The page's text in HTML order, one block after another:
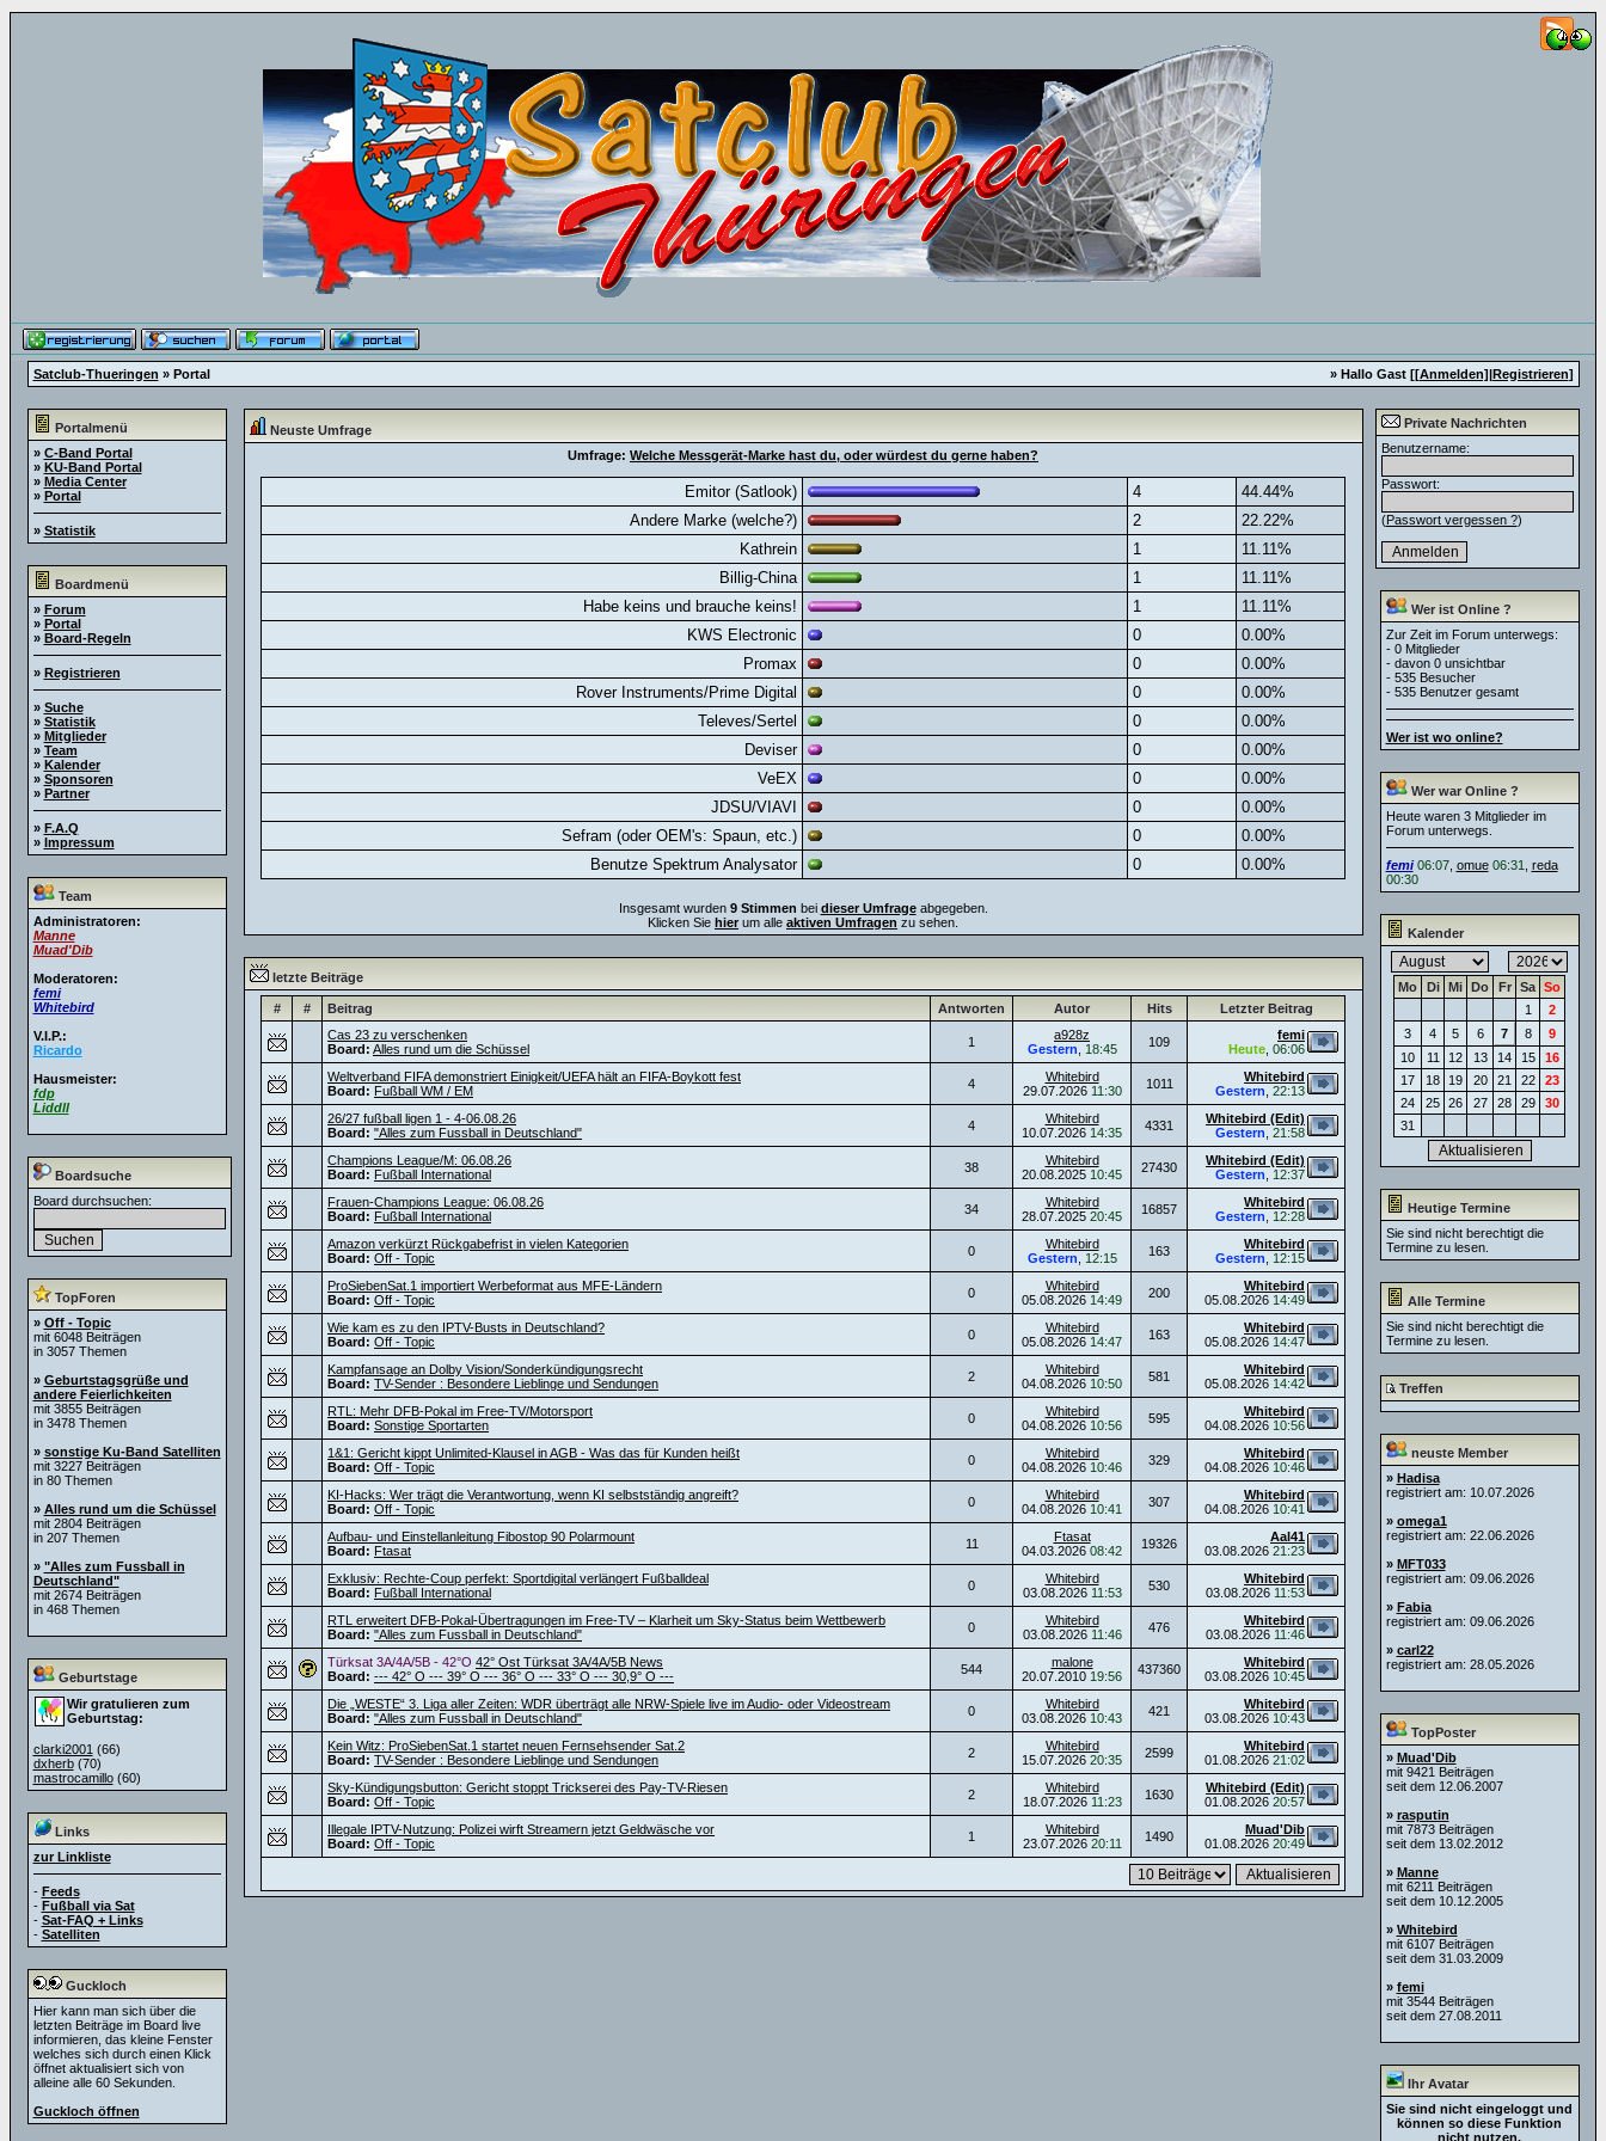
Satclub-Thueringen » Portal » Hallo Gast [[Anmelden]|Registrieren]
Portalmenü
» C-Band Portal
» KU-Band Portal
» Media Center
» Portal
» Statistik
Boardmenü
» Forum
» Portal
» Board-Regeln
» Registrieren
» Suche
» Statistik
» Mitglieder
» Team
» Kalender
» Sponsoren
» Partner
» F.A.Q
» Impressum
Team
Administratoren:
Manne
Muad'Dib
Moderatoren:
femi
Whitebird
V.I.P.:
Ricardo
Hausmeister:
fdp
Liddll
Boardsuche
Board durchsuchen:
TopForen
» Off - Topic
mit 6048 Beiträgen
in 3057 Themen
» Geburtstagsgrüße und
andere Feierlichkeiten
mit 3855 Beiträgen
in 3478 Themen
» sonstige Ku-Band Satelliten
mit 3227 Beiträgen
in 80 Themen
» Alles rund um die Schüssel
mit 2804 Beiträgen
in 207 Themen
» "Alles zum Fussball in
Deutschland"
mit 2674 Beiträgen
in 468 Themen
Geburtstage
Wir gratulieren zum
Geburtstag:
clarki2001 (66)
dxherb(70)
mastrocamillo(60)
Links
zur Linkliste
- Feeds
- Fußball via Sat
- Sat-FAQ + Links
- Satelliten
Guckloch
Hier kann man sich über die
letzten Beiträge im Board live
informieren, das kleine Fenster
welches sich durch einen Klick
öffnet aktualisiert sich von
alleine alle 60 Sekunden.
Guckloch öffnen
Neuste Umfrage
Umfrage: Welche Messgerät-Marke hast du, oder würdest du gerne haben?
Emitor (Satlook) 4
44.44%
Andere Marke (welche?)
2
22.22%
Kathrein
1
11.11%
Billig-China
1
11.11%
Habe keins und brauche keins!
1
11.11%
KWS Electronic
0
0.00%
Promax
0
0.00%
Rover Instruments/Prime Digital
0
0.00%
Televes/Sertel
0
0.00%
Deviser
0
0.00%
VeEX
0
0.00%
JDSU/VIAVI
0
0.00%
Sefram (oder OEM's: Spaun, etc.)
0
0.00%
Benutze Spektrum Analysator
0 0.00%
Insgesamt wurden 9 Stimmen bei dieser Umfrageabgegeben.
Klicken Sie hier um alle aktiven Umfragen zu sehen.
letzte Beiträge
# # Beitrag Antworten Autor Hits
Letzter Beitrag
Cas 23 zu verschenken
Board: Alles rund um die Schüssel 1
a928z
Gestern
18:45 109
femi
Heute 06:06
Weltverband FIFA demonstriert Einigkeit/UEFA hält an FIFA-Boykott fest
Board: Fußball WM / EM 4
Whitebird
29.07.2026 11:30 1011
Whitebird
Gestern 22:13
26/27 fußball ligen 1 - 4-06.08.26
Board: "Alles zum Fussball in Deutschland" 4
Whitebird
10.07.2026 14:35 4331
Whitebird (Edit)
Gestern 21:58
Champions League/M: 06.08.26
Board: Fußball International 38
Whitebird
20.08.2025 10:45 27430
Whitebird (Edit)
Gestern
12:37
Frauen-Champions League: 06.08.26
Board: Fußball International 34
Whitebird
28.07.2025 20:45 16857
Whitebird
Gestern
12:28
Amazon verkürzt Rückgabefrist in vielen Kategorien
Board: Off - Topic 0
Whitebird
Gestern
12:15 163
Whitebird
Gestern
12:15
ProSiebenSat.1 importiert Werbeformat aus MFE-Ländern
Board: Off - Topic 0
Whitebird
05.08.2026 14:49 200
Whitebird
05.08.2026 14:49
Wie kam es zu den IPTV-Busts in Deutschland?
Board: Off - Topic 0
Whitebird
05.08.2026 14:47 163
Whitebird
05.08.2026 14:47
Kampfansage an Dolby Vision/Sonderkündigungsrecht
Board: TV-Sender : Besondere Lieblinge und Sendungen 2
Whitebird
04.08.2026 10:50 581
Whitebird
05.08.2026 14:42
RTL: Mehr DFB-Pokal im Free-TV/Motorsport
Board: Sonstige Sportarten 0
Whitebird
04.08.2026 10:56 595
Whitebird
04.08.2026 10:56
1&1: Gericht kippt Unlimited-Klausel in AGB - Was das für Kunden heißt
Board: Off - Topic 0
Whitebird
04.08.2026 10:46 329
Whitebird
04.08.2026 10:46
KI-Hacks: Wer trägt die Verantwortung, wenn KI selbstständig angreift?
Board: Off - Topic 0
Whitebird
04.08.2026 10:41 307
Whitebird
04.08.2026 10:41
Aufbau- und Einstellanleitung Fibostop 90 Polarmount
Board: Ftasat 11
Ftasat
04.03.2026 08:42 19326
Aal41
03.08.2026 21:23
Exklusiv: Rechte-Coup perfekt: Sportdigital verlängert Fußballdeal
Board: Fußball International 0
Whitebird
03.08.2026 11:53 530
Whitebird
03.08.2026 11:53
RTL erweitert DFB-Pokal-Übertragungen im Free-TV – Klarheit um Sky-Status beim Wettbewerb
Board: "Alles zum Fussball in Deutschland" 0
Whitebird
03.08.2026 11:46 476
Whitebird
03.08.2026 11:46
Türksat 3A/4A/5B - 42°O 42° Ost Türksat 3A/4A/5B News
Board: --- 42° O --- 39° O --- 36° O --- 33° O --- 30,9° O --- 544
malone
20.07.2010 19:56 437360
Whitebird
03.08.2026 10:45
Die „WESTE“ 3. Liga aller Zeiten: WDR überträgt alle NRW-Spiele live im Audio- oder Videostream
Board: "Alles zum Fussball in Deutschland" 0
Whitebird
03.08.2026 10:43 421
Whitebird
03.08.2026 10:43
Kein Witz: ProSiebenSat.1 startet neuen Fernsehsender Sat.2
Board: TV-Sender : Besondere Lieblinge und Sendungen 2
Whitebird
15.07.2026 20:35 2599
Whitebird
01.08.2026 21:02
Sky-Kündigungsbutton: Gericht stoppt Trickserei des Pay-TV-Riesen
Board: Off - Topic 2
Whitebird
18.07.2026 11:23 1630
Whitebird (Edit)
01.08.2026 20:57
Illegale IPTV-Nutzung: Polizei wirft Streamern jetzt Geldwäsche vor
Board: Off - Topic 1
Whitebird
23.07.2026 20:11 1490
Muad'Dib
01.08.2026 20:49
Private Nachrichten
Benutzername:
Passwort:
(Passwort vergessen ?)
Wer ist Online ?
Zur Zeit im Forum unterwegs:
- 0 Mitglieder
- davon 0 unsichtbar
- 535 Besucher
- 535 Benutzer gesamt
Wer ist wo online?
Wer war Online ?
Heute waren 3 Mitglieder im
Forum unterwegs.
femi 06:07, omue 06:31
reda
00:30
Kalender
Mo Di Mi Do Fr Sa So
1
2
3
4 5 6 7 8
9
10
11 12 13 14 15
16
17
18 19 20 21 22
23
24
25 26 27 28 29
30
31
Heutige Termine
Sie sind nicht berechtigt die
Termine zu lesen.
Alle Termine
Sie sind nicht berechtigt die
Termine zu lesen.
Treffen
neuste Member
» Hadisa
registriert am: 10.07.2026
» omega1
registriert am: 22.06.2026
» MFT033
registriert am: 09.06.2026
» Fabia
registriert am: 09.06.2026
» carl22
registriert am: 28.05.2026
TopPoster
» Muad'Dib
mit 9421 Beiträgen
seit dem 12.06.2007
» rasputin
mit 7873 Beiträgen
seit dem 13.02.2012
» Manne
mit 6211 Beiträgen
seit dem 10.12.2005
» Whitebird
mit 6107 Beiträgen
seit dem 31.03.2009
» femi
mit 3544 Beiträgen
seit dem 27.08.2011
Ihr Avatar
Sie sind nicht eingeloggt und
können so diese Funktion
nicht nutzen.